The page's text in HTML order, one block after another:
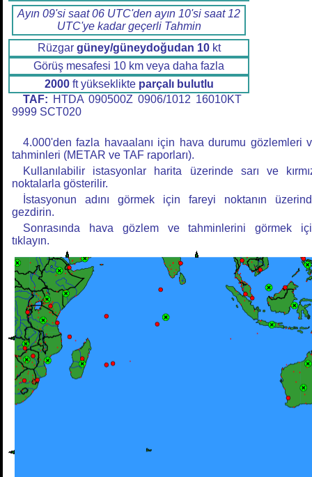
Ayın 09'si saat 06 UTC'den ayın 10'si saat 12
UTC'ye kadar geçerli Tahmin
Rüzgar güney/güneydoğudan 10kt
Görüş mesafesi 10 km veya daha fazla
2000ft yükseklikte parçalı bulutlu
TAF: HTDA 090500Z 0906/1012 16010KT
9999 SCT020
4.000'den fazla havaalanı için hava durumu gözlemleri
tahminleri (METAR ve TAF raporları).
Kullanılabilir istasyonlar harita üzerinde sarı ve
noktalarla gösterilir.
İstasyonun adını görmek için fareyi noktanın
gezdirin.
Sonrasında hava gözlem ve tahminlerini görmek
tıklayın.